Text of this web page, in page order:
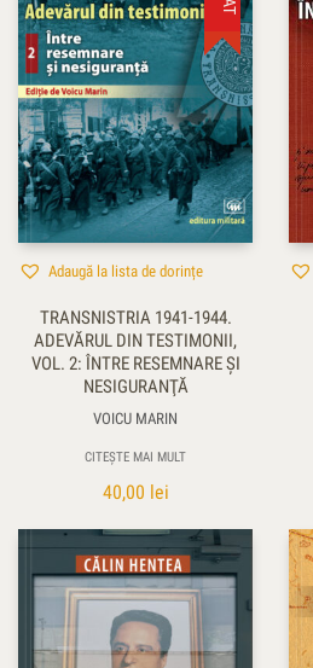
Adaugă la lista de dorințe
TRANSNISTRIA 1941-1944.
ADEVĂRUL DIN TESTIMONII,
VOL. 2: ÎNTRE RESEMNARE ŞI
NESIGURANŢĂ
VOICU MARIN
CITEȘTE MAI MULT
40,00 lei